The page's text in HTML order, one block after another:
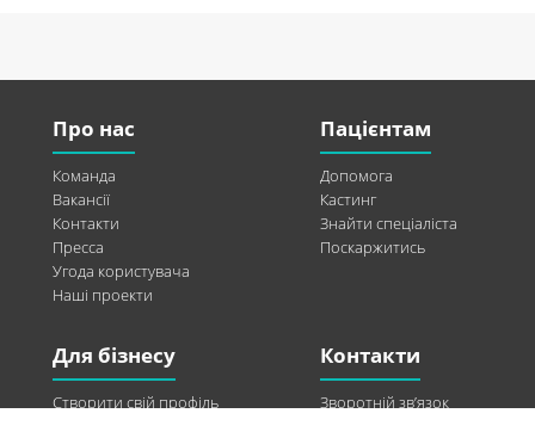
Про нас
Команда
Вакансії
Контакти
Пресса
Угода користувача
Наші проекти
Пацієнтам
Допомога
Кастинг
Знайти спеціаліста
Поскаржитись
Для бізнесу
Створити свій профіль
Контакти
Зворотній зв’язок